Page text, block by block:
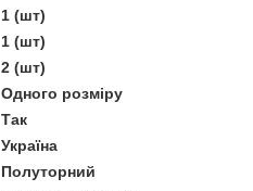
1 (шт)
1 (шт)
2 (шт)
Одного розміру
Так
Україна
Полуторний